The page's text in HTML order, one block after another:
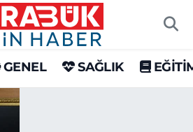
GENEL SAĞLIK
Haritası